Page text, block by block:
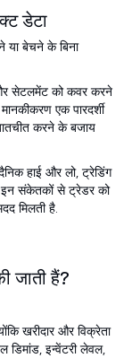
डेटा
या बेचने के बिना
और सेटलमेंट को कवर करने
एक पारदर्शी
करने के बजाय
हाई और लो, ट्रेडिंग
इन संकेतकों से ट्रेडर को
मिलती है.
जाती हैं?
खरीदार और विक्रेता
डिमांड, इन्वेंटरी लेवल,